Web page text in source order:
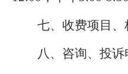
七、收费项目
八、咨询、投诉